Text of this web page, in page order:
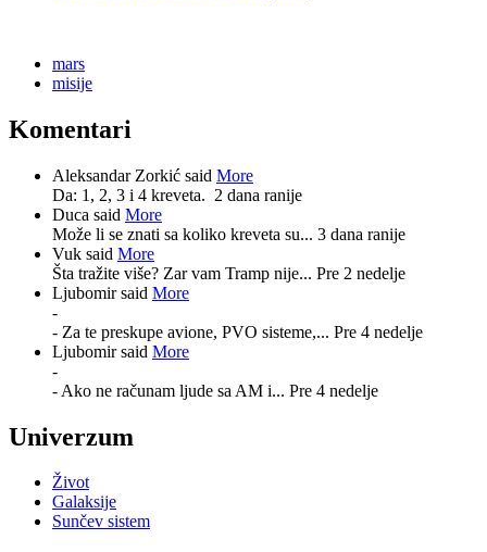
mars
misije
Komentari
Aleksandar Zorkić said More
Da: 1, 2, 3 i 4 kreveta. 2 dana ranije
Duca said More
Može li se znati sa koliko kreveta su... 3 dana ranije
Vuk said More
Šta tražite više? Zar vam Tramp nije... Pre 2 nedelje
Ljubomir said More
-
- Za te preskupe avione, PVO sisteme,... Pre 4 nedelje
Ljubomir said More
-
- Ako ne računam ljude sa AM i... Pre 4 nedelje
Univerzum
Život
Galaksije
Sunčev sistem